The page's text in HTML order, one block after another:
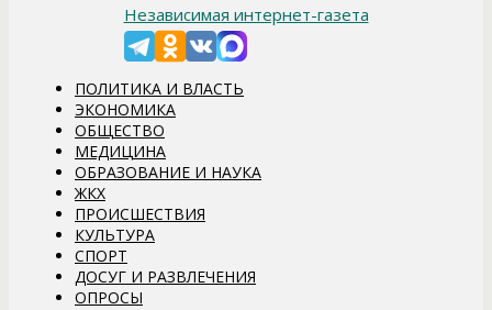
Независимая интернет-газета
ПОЛИТИКА И ВЛАСТЬ
ЭКОНОМИКА
ОБЩЕСТВО
МЕДИЦИНА
ОБРАЗОВАНИЕ И НАУКА
ЖКХ
ПРОИСШЕСТВИЯ
КУЛЬТУРА
СПОРТ
ДОСУГ И РАЗВЛЕЧЕНИЯ
ОПРОСЫ